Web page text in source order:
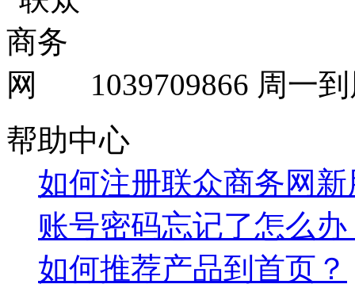
1039709866 周一
帮助中心
如何注册联众商务网
账号密码忘记了怎么办
如何推荐产品到首页？